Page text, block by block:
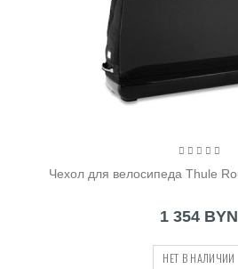
Чехол для велосипеда Thule
1 354 BYN
НЕТ В НАЛИЧИИ